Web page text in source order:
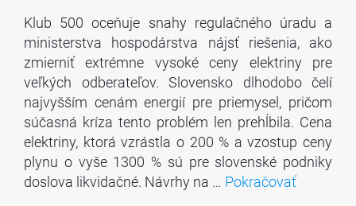
Klub 500 oceňuje snahy regulačného úradu a
ministerstva hospodárstva nájsť riešenia, ako
zmierniť extrémne vysoké ceny elektriny pre
veľkých odberateľov. Slovensko dlhodobo čelí
najvyšším cenám energií pre priemysel, pričom
súčasná kríza tento problém len prehĺbila. Cena
elektriny, ktorá vzrástla o 200 % a vzostup ceny
plynu o vyše 1300 % sú pre slovenské podniky
doslova likvidačné. Návrhy na … Pokračovať